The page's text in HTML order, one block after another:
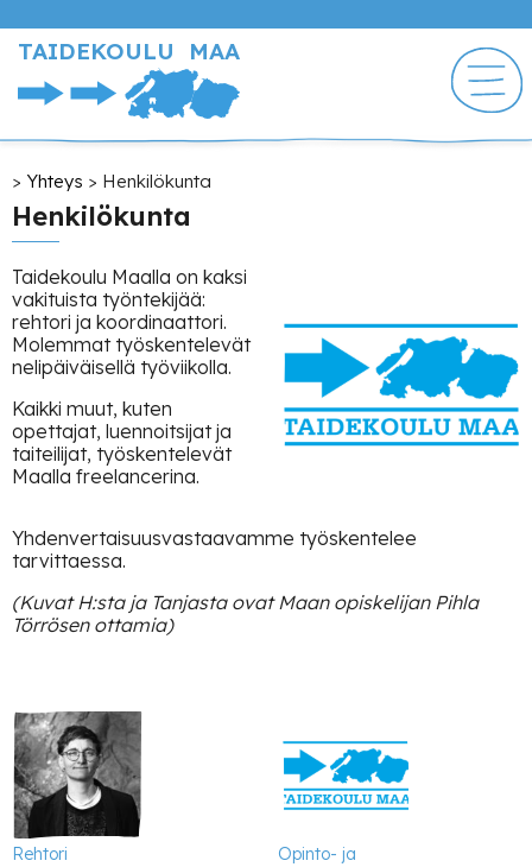
pääsisältöön
TAIDEKOULU MAA
Murupolku
Yhteys Henkilökunta
Henkilökunta
Taidekoulu Maalla on kaksi
vakituista työntekijää:
rehtori ja koordinaattori.
Molemmat työskentelevät
nelipäiväisellä työviikolla.
Kaikki muut, kuten
opettajat, luennoitsijat ja
taiteilijat, työskentelevät
Maalla freelancerina.
Yhdenvertaisuusvastaavamme työskentelee
tarvittaessa.
(Kuvat H:sta ja Tanjasta ovat Maan opiskelijan Pihla
Törrösen ottamia)
Rehtori
Opinto- ja